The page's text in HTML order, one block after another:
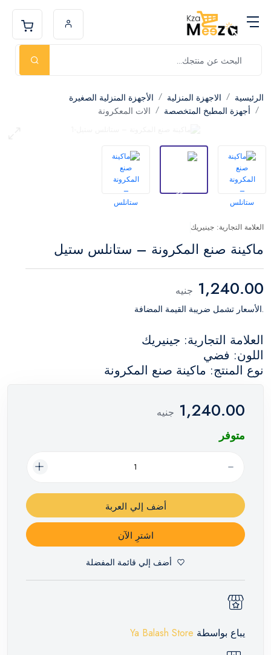
الرئيسية الاجهزة المنزلية
الأجهزة المنزلية الصغيرة
أجهزة المطبخ المتخصصة
الات المعكرونة
العلامة التجارية: جينيريك
ماكينة صنع المكرونة – ستانلس ستيل
1,240.00 جنيه
.الأسعار تشمل ضريبة القيمة المضافة
العلامة التجارية: جينيريك
اللون: فضي
نوع المنتج: ماكينة صنع المكرونة
1,240.00 جنيه
متوفر
أضف إلي العربة
اشترِ الآن
أضف إلي قائمة المفضلة
يباع بواسطة Ya Balash Store